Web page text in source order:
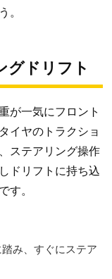
。
グドリフト
が一気にフロント
イヤのトラクショ
ステアリング操作
ドリフトに持ち込
す。
み、すぐにステア